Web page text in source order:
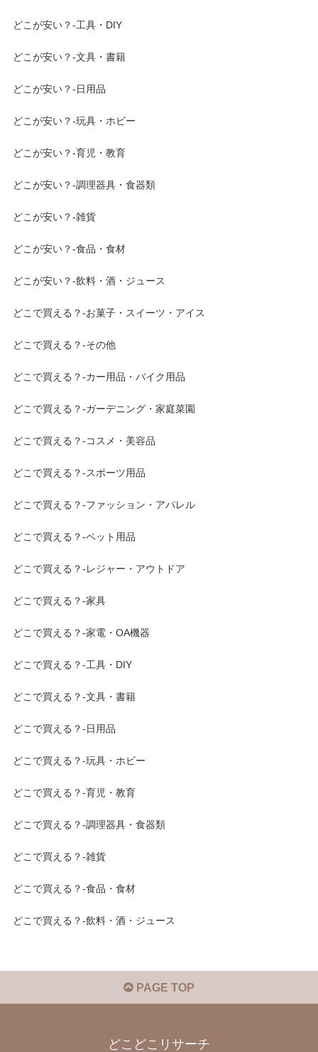
どこが安い？-工具・DIY
どこが安い？-文具・書籍
どこが安い？-日用品
どこが安い？-玩具・ホビー
どこが安い？-育児・教育
どこが安い？-調理器具・食器類
どこが安い？-雑貨
どこが安い？-食品・食材
どこが安い？-飲料・酒・ジュース
どこで買える？-お菓子・スイーツ・アイス
どこで買える？-その他
どこで買える？-カー用品・バイク用品
どこで買える？-ガーデニング・家庭菜園
どこで買える？-コスメ・美容品
どこで買える？-スポーツ用品
どこで買える？-ファッション・アパレル
どこで買える？-ペット用品
どこで買える？-レジャー・アウトドア
どこで買える？-家具
どこで買える？-家電・OA機器
どこで買える？-工具・DIY
どこで買える？-文具・書籍
どこで買える？-日用品
どこで買える？-玩具・ホビー
どこで買える？-育児・教育
どこで買える？-調理器具・食器類
どこで買える？-雑貨
どこで買える？-食品・食材
どこで買える？-飲料・酒・ジュース
PAGE TOP
どこどこリサーチ